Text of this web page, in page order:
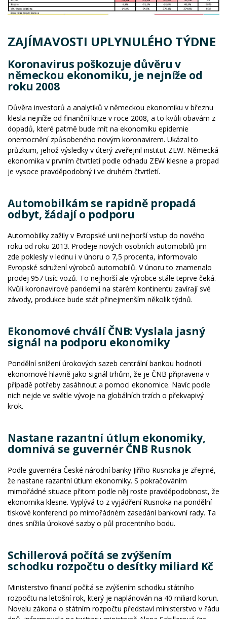
ZAJÍMAVOSTI UPLYNULÉHO TÝDNE
Koronavirus poškozuje důvěru v
německou ekonomiku, je nejníže od
roku 2008
Důvěra investorů a analytiků v německou ekonomiku v březnu
klesla nejníže od finanční krize v roce 2008, a to kvůli obavám z
dopadů, které patrně bude mít na ekonomiku epidemie
onemocnění způsobeného novým koronavirem. Ukázal to
průzkum, jehož výsledky v úterý zveřejnil institut ZEW. Německá
ekonomika v prvním čtvrtletí podle odhadu ZEW klesne a propad
je vysoce pravděpodobný i ve druhém čtvrtletí.
Automobilkám se rapidně propadá
odbyt, žádají o podporu
Automobilky zažily v Evropské unii nejhorší vstup do nového
roku od roku 2013. Prodeje nových osobních automobilů jim
zde poklesly v lednu i v únoru o 7,5 procenta, informovalo
Evropské sdružení výrobců automobilů. V únoru to znamenalo
prodej 957 tisíc vozů. To nejhorší ale výrobce stále teprve čeká.
Kvůli koronavirové pandemii na starém kontinentu zavírají své
závody, produkce bude stát přinejmenším několik týdnů.
Ekonomové chválí ČNB: Vyslala jasný
signál na podporu ekonomiky
Pondělní snížení úrokových sazeb centrální bankou hodnotí
ekonomové hlavně jako signál trhům, že je ČNB připravena v
případě potřeby zasáhnout a pomoci ekonomice. Navíc podle
nich nejde ve světle vývoje na globálních trzích o překvapivý
krok.
Nastane razantní útlum ekonomiky,
domnívá se guvernér ČNB Rusnok
Podle guvernéra České národní banky Jiřího Rusnoka je zřejmé,
že nastane razantní útlum ekonomiky. S pokračováním
mimořádné situace přitom podle něj roste pravděpodobnost, že
ekonomika klesne. Vyplývá to z vyjádření Rusnoka na pondělní
tiskové konferenci po mimořádném zasedání bankovní rady. Ta
dnes snížila úrokové sazby o půl procentního bodu.
Schillerová počítá se zvýšením
schodku rozpočtu o desítky miliard Kč
Ministerstvo financí počítá se zvýšením schodku státního
rozpočtu na letošní rok, který je naplánován na 40 miliard korun.
Novelu zákona o státním rozpočtu představí ministerstvo v řádu